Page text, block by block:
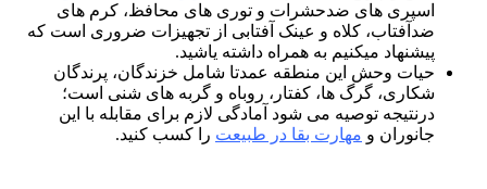
اسپری های ضدحشرات و توری های محافظ، کرم های
ضدآفتاب، کلاه و عینک آفتابی از تجهیزات ضروری است که
پیشنهاد میکنیم به همراه داشته یاشید.
حیات وحش این منطقه عمدتا شامل خزندگان، پرندگان
شکاری، گرگ ها، کفتار، روباه و گربه های شنی است؛
درنتیجه توصیه می شود آمادگی لازم برای مقابله با این
جانوران و مهارت بقا در طبیعت را کسب کنید.